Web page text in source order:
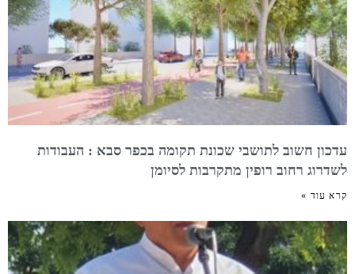
עדכון חשוב לתושבי שכונת תקומה בכפר סבא : העבודות
לשדרוג רחוב רופין מתקרבות לסיומן
קרא עוד »